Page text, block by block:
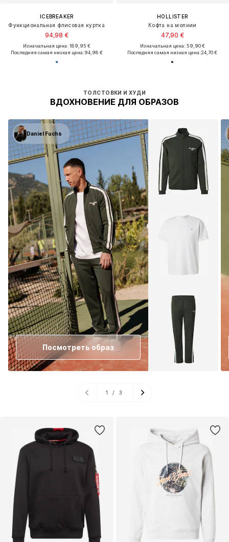
ICEBREAKER
Функциональная флисовая куртка
94,98 €
Изначальная цена: 189,95 €
Последняя самая низкая цена:94,98 €
HOLLISTER
Кофта на молнии
47,90 €
Изначальная цена: 59,90 €
Последняя самая низкая цена:24,70 €
ТОЛСТОВКИ И ХУДИ
ВДОХНОВЕНИЕ ДЛЯ ОБРАЗОВ
Daniel Fuchs
Посмотреть образ
1 / 3